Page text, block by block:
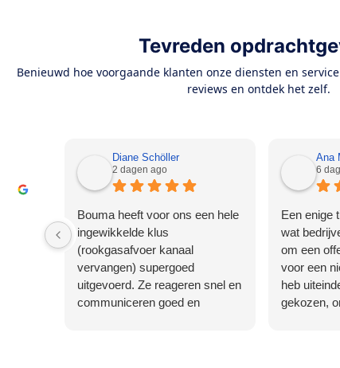
Tevreden
Benieuwd hoe voorgaande klanten onze diensten en
reviews en ontdek het zelf.
Diane Schöller
2 dagen ago
Bouma heeft voor ons een hele
ingewikkelde klus
(rookgasafvoer kanaal
vervangen) supergoed
uitgevoerd. Ze reageren snel en
communiceren goed en
Ana
6
Een enige
wat
om een
voor een
heb
gekozen,